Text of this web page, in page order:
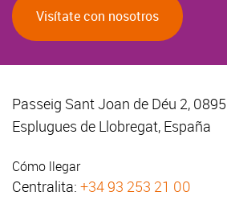
Visítate con nosotros
Passeig Sant Joan de Déu 2,
Esplugues de Llobregat, España
Cómo llegar
Centralita: +34 93 253 21 00